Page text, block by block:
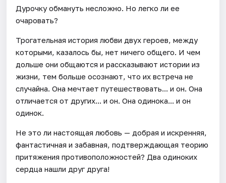
Дурочку обмануть несложно. Но легко ли ее
очаровать?
Трогательная история любви двух героев, между
которыми, казалось бы, нет ничего общего. И чем
дольше они общаются и рассказывают истории из
жизни, тем больше осознают, что их встреча не
случайна. Она мечтает путешествовать... и он. Она
отличается от других... и он. Она одинока... и он
одинок.
Не это ли настоящая любовь — добрая и искренняя,
фантастичная и забавная, подтверждающая теорию
притяжения противоположностей? Два одиноких
сердца нашли друг друга!